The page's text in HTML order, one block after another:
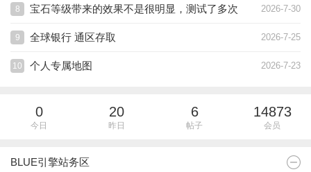
2026-7-30
8 宝石等级带来的效果不是很明显，测试了多次
2026-7-25
9 全球银行 通区存取
2026-7-23
10 个人专属地图
0
今日
20
昨日
6
帖子
14873
会员
BLUE引擎站务区